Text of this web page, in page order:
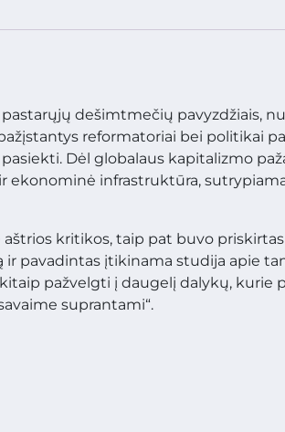
dešimtmečių pavyzdžiais,
reformatoriai bei politikai
Dėl globalaus kapitalizmo
ekonominė infrastruktūra,
kritikos, taip pat buvo
pavadintas įtikinama studija apie
pažvelgti į daugelį dalykų, kurie
suprantami“.